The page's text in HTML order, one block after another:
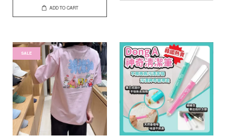
ADD TO CART
SALE